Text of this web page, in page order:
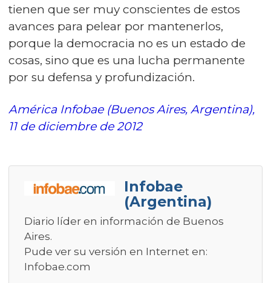
tienen que ser muy conscientes de estos
avances para pelear por mantenerlos,
porque la democracia no es un estado de
cosas, sino que es una lucha permanente
por su defensa y profundización.
América Infobae (Buenos Aires, Argentina),
11 de diciembre de 2012
Infobae
(Argentina)
Diario líder en información de Buenos
Aires.
Pude ver su versión en Internet en:
Infobae.com